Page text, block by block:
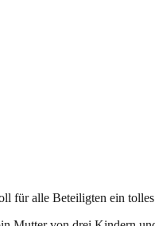
für alle Beteiligten ein tolles